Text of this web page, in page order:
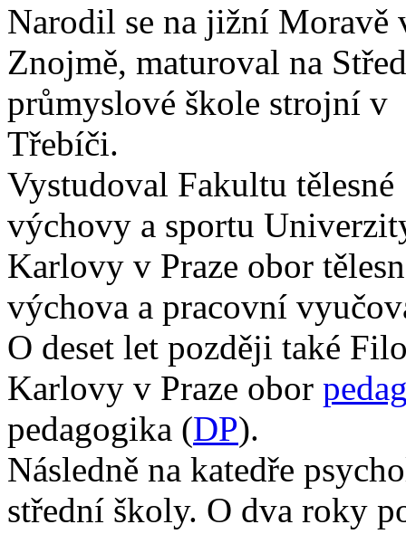
Narodil se na jižní Moravě
Znojmě, maturoval na
průmyslové škole strojní v
Třebíči.
Vystudoval Fakultu tělesné
výchovy a sportu
Karlovy v Praze obor
výchova a pracovní
O deset let později také
Karlovy v Praze obor
pedagogika (DP).
Následně na katedře
střední školy. O dva roky